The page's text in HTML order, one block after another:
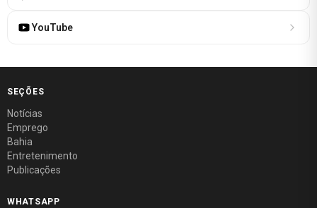
YouTube
SEÇÕES
Notícias
Emprego
Bahia
Entretenimento
Publicações
WHATSAPP